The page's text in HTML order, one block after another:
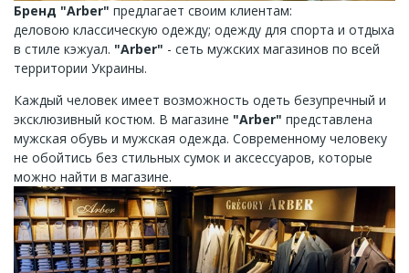
Бренд "Arber" предлагает своим клиентам:
деловою классическую одежду; одежду для спорта и отдыха
в стиле кэжуал. "Arber" - сеть мужских магазинов по всей
территории Украины.
Каждый человек имеет возможность одеть безупречный и
эксклюзивный костюм. В магазине "Arber" представлена
мужская обувь и мужская одежда. Современному человеку
не обойтись без стильных сумок и аксессуаров, которые
можно найти в магазине.